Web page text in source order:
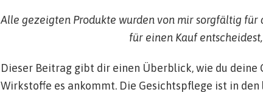
Alle gezeigten Produkte wurden von mir sorgfältig für
für einen Kauf
Dieser Beitrag gibt dir einen Überblick, wie du
Wirkstoffe es ankommt. Die Gesichtspflege ist in